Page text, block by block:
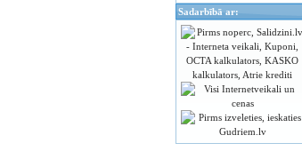
Sadarbībā ar: